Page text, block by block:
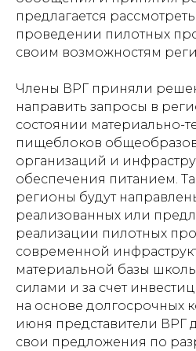
предлагается
проведении пилотных
своим возможностям
Члены ВРГ приняли
направить запросы в
состоянии материально-
пищеблоков
организаций и
обеспечения питанием.
регионы будут
реализованных или
реализации пилотных
современной
материальной базы
силами и за счет
на основе долгосрочных
июня представители ВРГ
свои предложения по